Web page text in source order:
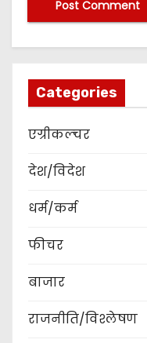
Categories
एग्रीकल्चर
देश/विदेश
धर्म/कर्म
फीचर
बाजार
राजनीति/विश्लेषण